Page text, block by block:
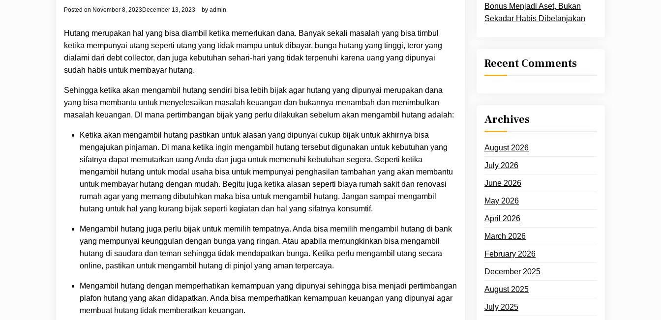
Posted on November 8, 2023December 13, 2023 by admin
Hutang merupakan hal yang bisa diambil ketika memerlukan dana. Banyak sekali masalah yang bisa timbul
ketika mempunyai utang seperti utang yang tidak mampu untuk dibayar, bunga hutang yang tinggi, teror yang
dialami dari debt collector, dan juga kebutuhan sehari-hari yang tidak terpenuhi karena uang yang dipunyai
sudah habis untuk membayar hutang.
Sehingga ketika akan mengambil hutang sendiri bisa lebih bijak agar hutang yang dipunyai merupakan dana
yang bisa membantu untuk menyelesaikan masalah keuangan dan bukannya menambah dan menimbulkan
masalah keuangan. DI mana pertimbangan bijak yang perlu dilakukan sebelum akan mengambil hutang adalah:
Ketika akan mengambil hutang pastikan untuk alasan yang dipunyai cukup bijak untuk akhirnya bisa
mengajukan pinjaman. Di mana ketika ingin mengambil hutang tersebut digunakan untuk kebutuhan yang
sifatnya dapat memutarkan uang Anda dan juga untuk memenuhi kebutuhan segera. Seperti ketika
mengambil hutang untuk modal usaha bisa untuk mempunyai penghasilan tambahan yang akan membantu
untuk membayar hutang dengan mudah. Begitu juga ketika alasan seperti biaya rumah sakit dan renovasi
rumah agar yang memang dibutuhkan maka bisa untuk mengambil hutang. Jangan sampai mengambil
hutang untuk hal yang kurang bijak seperti kegiatan dan hal yang sifatnya konsumtif.
Mengambil hutang juga perlu bijak untuk memilih tempatnya. Anda bisa memilih mengambil hutang di bank
yang mempunyai keunggulan dengan bunga yang ringan. Atau apabila memungkinkan bisa mengambil
hutang di saudara dan teman sehingga tidak mendapatkan bunga. Ketika perlu mengambil utang secara
online, pastikan untuk mengambil hutang di pinjol yang aman terpercaya.
Mengambil hutang dengan memperhatikan kemampuan yang dipunyai sehingga bisa menjadi pertimbangan
plafon hutang yang akan didapatkan. Anda bisa memperhatikan kemampuan keuangan yang dipunyai agar
membuat hutang tidak memberatkan keuangan.
Bonus Menjadi Aset, Bukan
Sekadar Habis Dibelanjakan
Recent Comments
Archives
August 2026
July 2026
June 2026
May 2026
April 2026
March 2026
February 2026
December 2025
August 2025
July 2025